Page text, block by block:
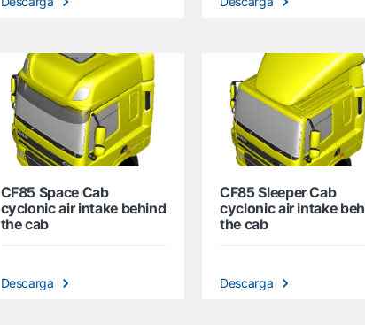
CF85 Space Cab
cyclonic air intake behind
the cab
Descarga
CF85 Sleeper Cab
cyclonic air intake
the cab
Descarga